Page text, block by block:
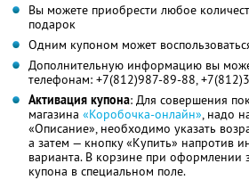
Вы можете приобрести любое
подарок
Одним купоном может
Дополнительную информацию вы
телефонам: +7(812)987-89-88,
Активация купона: Для совершения
магазина «Коробочка-онлайн», надо
«Описание», необходимо указать
а затем — кнопку «Купить» напротив
варианта. В корзине при оформлении
купона в специальном поле.